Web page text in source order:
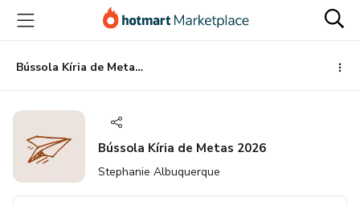
para
conteúdo
principal
para
pagamento
para
rodapé
Bússola Kíria de Metas 2026
Bússola Kíria de Metas 2026
Stephanie Albuquerque